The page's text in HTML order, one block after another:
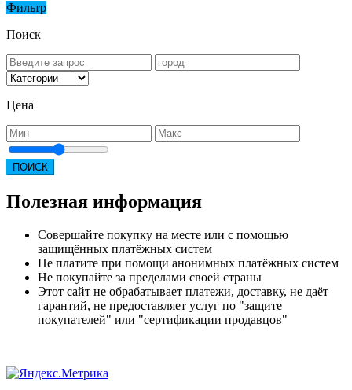
Фильтр
Поиск
Цена
ПОИСК
Полезная информация
Совершайте покупку на месте или с помощью
защищённых платёжных систем
Не платите при помощи анонимных платёжных систем
Не покупайте за пределами своей страны
Этот сайт не обрабатывает платежи, доставку, не даёт
гарантий, не предоставляет услуг по "защите
покупателей" или "сертификации продавцов"